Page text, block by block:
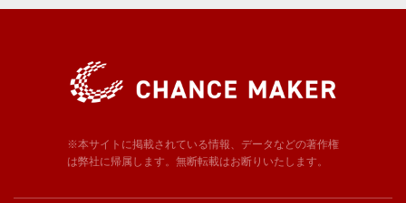
※本サイトに掲載されている情報、データなどの著作権
は弊社に帰属します。無断転載はお断りいたします。